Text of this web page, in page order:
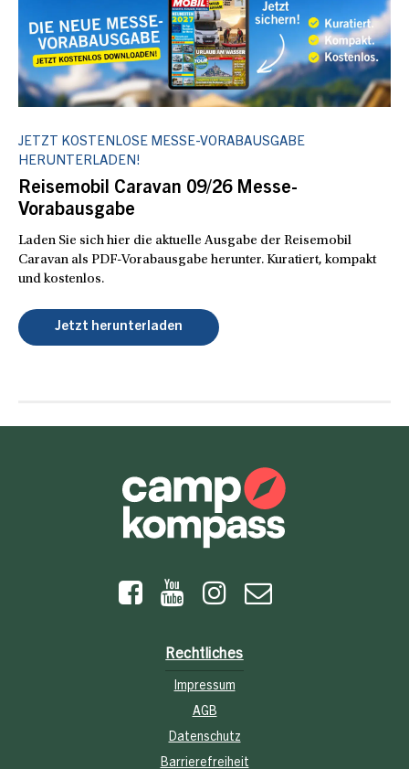
JETZT KOSTENLOSE MESSE-VORABAUSGABE
HERUNTERLADEN!
Reisemobil Caravan 09/26 Messe-
Vorabausgabe
Laden Sie sich hier die aktuelle Ausgabe der Reisemobil
Caravan als PDF-Vorabausgabe herunter. Kuratiert, kompakt
und kostenlos.
Jetzt herunterladen
Rechtliches
Impressum
AGB
Datenschutz
Barrierefreiheit